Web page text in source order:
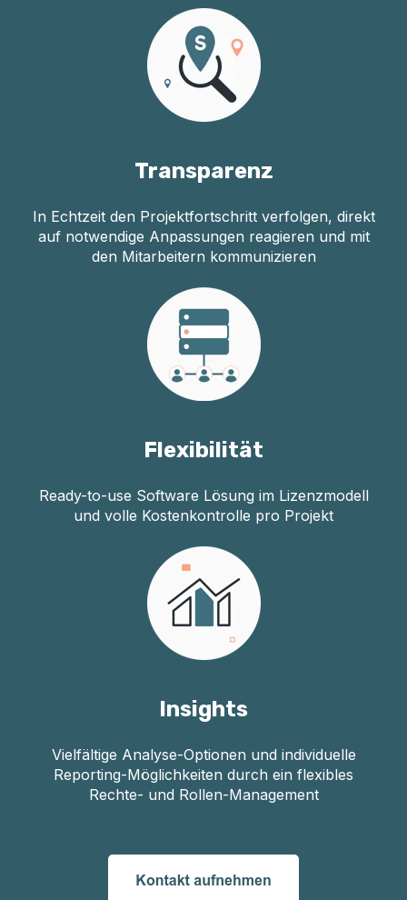
Transparenz
In Echtzeit den Projektfortschritt verfolgen, direkt
auf notwendige Anpassungen reagieren und mit
den Mitarbeitern kommunizieren
Flexibilität
Ready-to-use Software Lösung im Lizenzmodell
und volle Kostenkontrolle pro Projekt
Insights
Vielfältige Analyse-Optionen und individuelle
Reporting-Möglichkeiten durch ein flexibles
Rechte- und Rollen-Management